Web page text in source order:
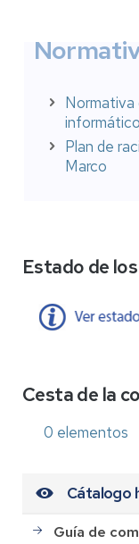
Normativa
Plan de
Marco
Estado de
Cesta de la
0 elementos
Cátalogo
Guía de